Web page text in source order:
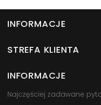
INFORMACJE
STREFA KLIENTA
INFORMACJE
Najczęściej zadawane